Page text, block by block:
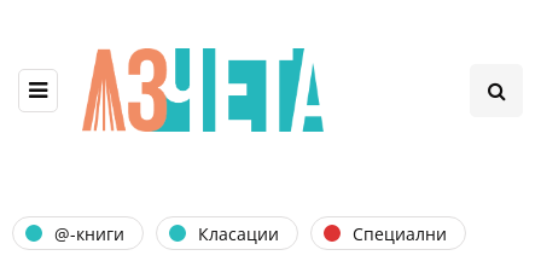
@-книги Класации Специални